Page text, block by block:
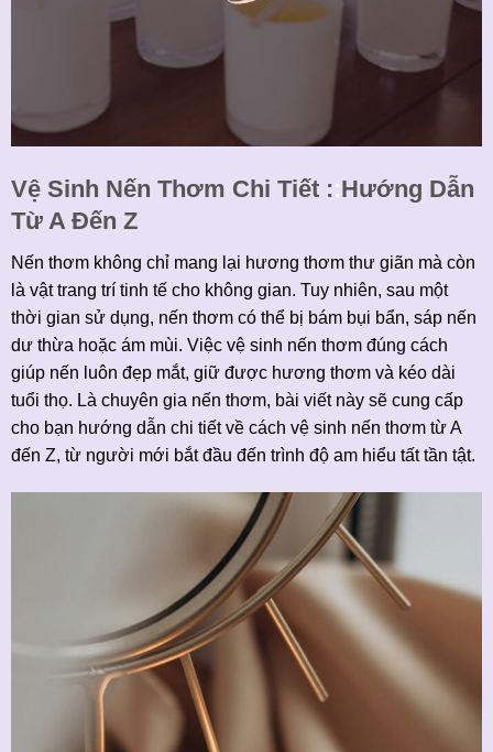
Vệ Sinh Nến Thơm Chi Tiết ::Hướng Dẫn
Từ A Đến Z
Nến thơm không chỉ mang lại hương thơm thư giãn mà còn
là vật trang trí tinh tế cho không gian. Tuy nhiên, sau một
thời gian sử dụng, nến thơm có thể bị bám bụi bẩn, sáp nến
dư thừa hoặc ám mùi. Việc vệ sinh nến thơm đúng cách
giúp nến luôn đẹp mắt, giữ được hương thơm và kéo dài
tuổi thọ. Là chuyên gia nến thơm, bài viết này sẽ cung cấp
cho bạn hướng dẫn chi tiết về cách vệ sinh nến thơm từ A
đến Z, từ người mới bắt đầu đến trình độ am hiểu tất tần tật.